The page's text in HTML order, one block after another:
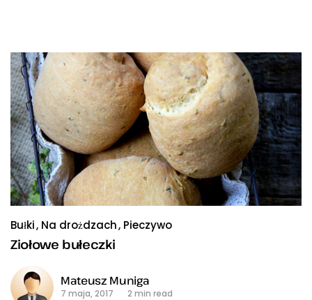
Bułki Na drożdzach Pieczywo
Ziołowe bułeczki
Mateusz Muniga
7 maja, 2017 2 min read